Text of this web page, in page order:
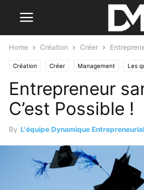
Home Création Créer
Création Créer Management Les
Personnel
Entrepreneur
C’est Possible !
By L'équipe Dynamique